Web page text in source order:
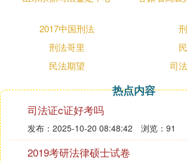
（三）以有新的证据证明原裁判认
为由申请再审，应当提交证据目录、
证据复印件或者照片时，需要人民法
应当附有证据。
（四）再审申请人的身份证明材料复
人的还应提交授权委托手续。
如果您要聘请律师，律师一般分两阶
代替您申请再审成功，第二阶段是参
2017中国刑法
刑法哥里
民法期望
司
热点内容
司法证c证好考吗
发布：2025-10-20 08:48:42 浏览：91
2019考研法律硕士试卷